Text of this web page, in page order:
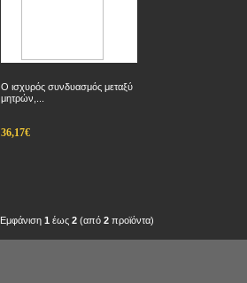
Ο ισχυρός συνδυασμός μεταξύ
μητρών,...
36,17€
Εμφάνιση 1 έως 2 (από 2 προϊόντα)